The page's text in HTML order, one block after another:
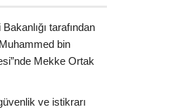
tarafından
bin
Mekke Ortak
ve istikrarı